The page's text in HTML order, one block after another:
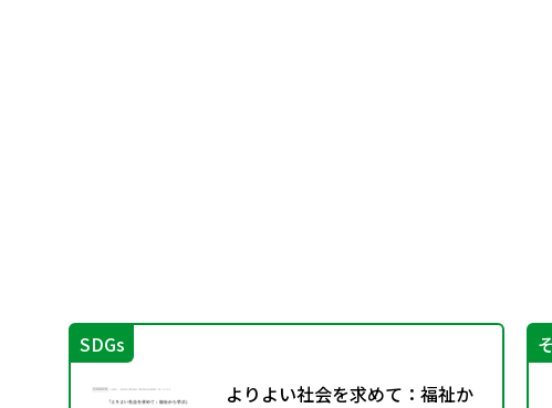
SDGs
よりよい社会を求めて：福祉か